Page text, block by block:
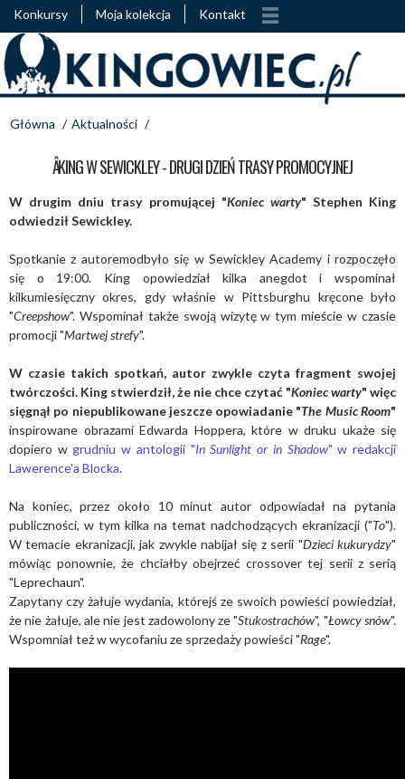
Konkursy Moja kolekcja Kontakt
Główna / Aktualności /
ÂKING W SEWICKLEY - DRUGI DZIEŃ TRASY PROMOCYJNEJ
W drugim dniu trasy promującej "Koniec warty" Stephen King
odwiedził Sewickley.
Spotkanie z autoremodbyło się w Sewickley Academy irozpoczęło
się o 19:00. King opowiedział kilka anegdot i wspominał
kilkumiesięczny okres, gdy właśnie w Pittsburghu kręcone było
"Creepshow". Wspominał także swoją wizytę w tym mieście w czasie
promocji "Martwej strefy".
W czasie takich spotkań, autor zwykle czyta fragment swojej
twórczości. King stwierdził, że nie chce czytać "Koniec warty" więc
sięgnął po niepublikowane jeszcze opowiadanie "The Music Room"
inspirowane obrazami Edwarda Hoppera, które w druku ukaże się
dopiero w grudniu w antologii "In Sunlight or in Shadow" w redakcji
Lawerence'a Blocka.
Na koniec, przez około 10 minut autor odpowiadał na pytania
publiczności, w tym kilka na temat nadchodzących ekranizacji ("To").
W temacie ekranizacji, jak zwykle nabijał się z serii "Dzieci kukurydzy"
mówiąc ponownie, że chciałby obejrzeć crossover tej serii z serią
"Leprechaun".
Zapytany czy żałuje wydania, którejś ze swoich powieści powiedział,
że nie żałuje, ale nie jest zadowolony ze "Stukostrachów", "Łowcy snów".
Wspomniał też w wycofaniu ze sprzedaży powieści "Rage".